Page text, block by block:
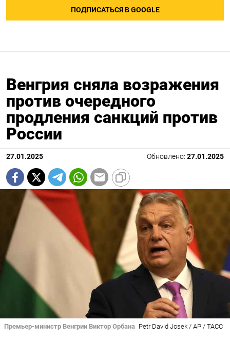
ПОДПИСАТЬСЯ В GOOGLE
Венгрия сняла возражения
против очередного
продления санкций против
России
27.01.2025 Обновлено: 27.01.2025
Премьер-министр Венгрии Виктор Орбана Petr David Josek / AP / ТАСС